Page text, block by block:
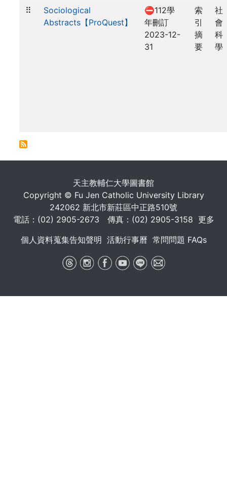
⠿
Sociological
Abstracts【ProQuest】
⛔112學
年刪訂
2023-12-
31
索
引
摘
要
社
會
科
學
天主教輔仁大學圖書館
Copyright © Fu Jen Catholic University Library
242062 新北市新莊區中正路510號
電話：(02) 2905-2673 傳真：(02) 2905-3158 更多
個人資料蒐集告知聲明 活動行事曆 常問問題 FAQs